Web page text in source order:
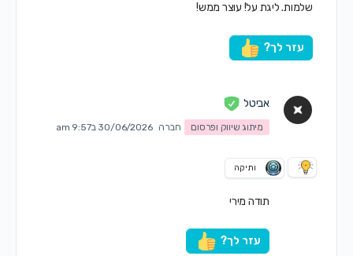
שלמות. ליגת על! עוצר ממש!
עזר לך?
אביטל
מיתוג שיווק ופרסום חברה 30/06/2026 ב9:57 am
ותיקה
תודה מירי
עזר לך?